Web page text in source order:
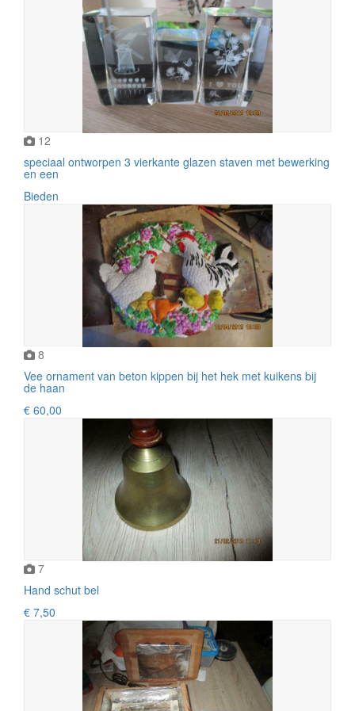
12
speciaal ontworpen 3 vierkante glazen staven met bewerking
en een
Bieden
8
Vee ornament van beton kippen bij het hek met kuikens bij
de haan
€ 60,00
7
Hand schut bel
€ 7,50